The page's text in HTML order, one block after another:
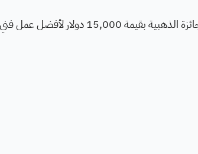
لأفضل عمل فني بشكل عام.)